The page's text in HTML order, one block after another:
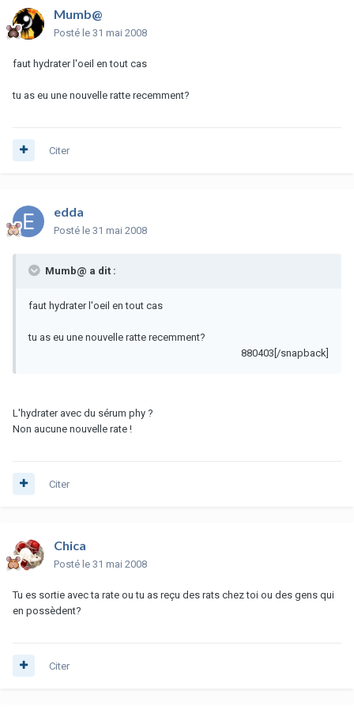
Mumb@
Posté le 31 mai 2008
faut hydrater l'oeil en tout cas
tu as eu une nouvelle ratte recemment?
Citer
edda
Posté le 31 mai 2008
Mumb@ a dit :
faut hydrater l'oeil en tout cas
tu as eu une nouvelle ratte recemment?
880403[/snapback]
L'hydrater avec du sérum phy ?
Non aucune nouvelle rate !
Citer
Chica
Posté le 31 mai 2008
Tu es sortie avec ta rate ou tu as reçu des rats chez toi ou des gens qui
en possèdent?
Citer